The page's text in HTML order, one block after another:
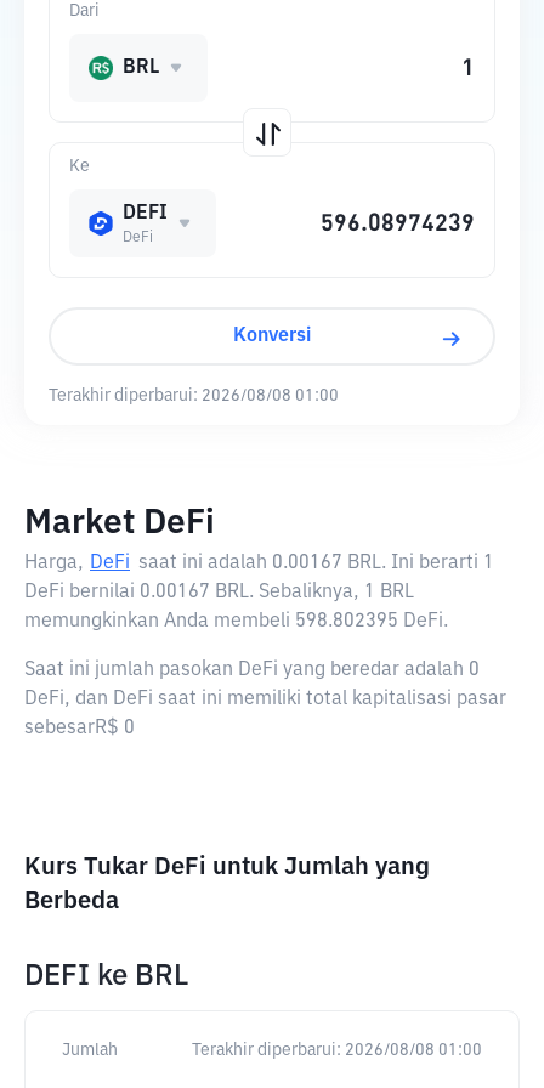
Ke
DEFI
DeFi
Dari
BRL
Konversi
Terakhir diperbarui: 2026/08/08 01:00
Market DeFi
Harga, DeFi saat ini adalah 0.00167 BRL. Ini berarti 1
DeFi bernilai 0.00167 BRL. Sebaliknya, 1 BRL
memungkinkan Anda membeli 598.802395 DeFi.
Saat ini jumlah pasokan DeFi yang beredar adalah 0
DeFi, dan DeFi saat ini memiliki total kapitalisasi pasar
sebesarR$ 0
Kurs Tukar DeFi untuk Jumlah yang
Berbeda
DEFI ke BRL
Jumlah Terakhir diperbarui: 2026/08/08 01:00